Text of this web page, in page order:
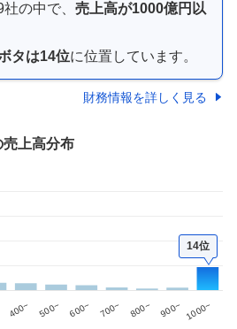
社の中で、 売上高が1000億円以
タは14位に位置しています。
財務情報を詳しく見る
売上高分布
14位